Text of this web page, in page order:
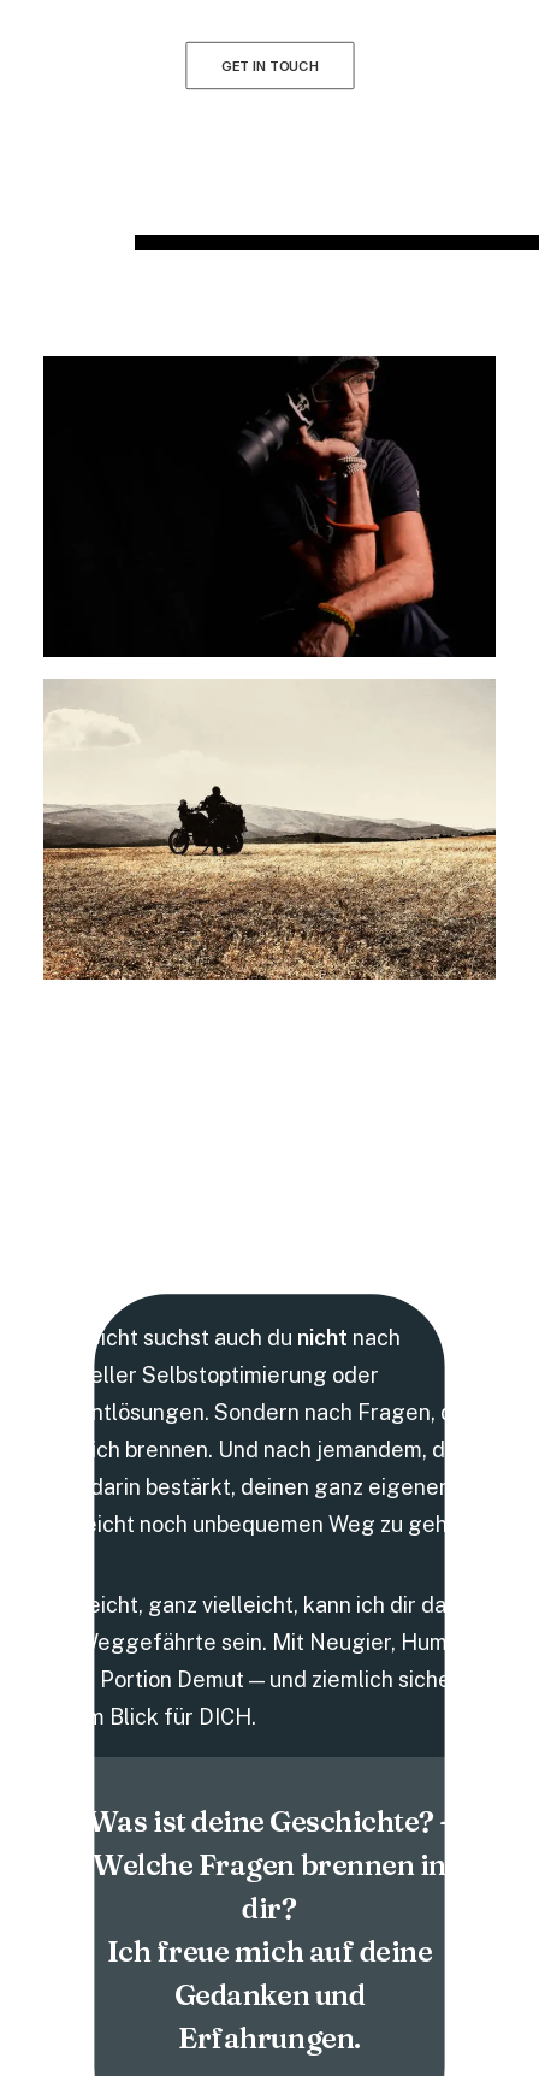
GET IN TOUCH
Vielleicht suchst auch du nicht nach
schneller Selbstoptimierung oder
Patentlösungen. Sondern nach Fragen, die
wirklich brennen. Und nach jemandem, der
dich darin bestärkt, deinen ganz eigenen,
vielleicht noch unbequemen Weg zu gehen.
Vielleicht, ganz vielleicht, kann ich dir dabei
ein Weggefährte sein. Mit Neugier, Humor,
einer Portion Demut — und ziemlich sicher mit
einem Blick für DICH.
Was ist deine Geschichte? -
Welche Fragen brennen in
dir?
Ich freue mich auf deine
Gedanken und
Erfahrungen.